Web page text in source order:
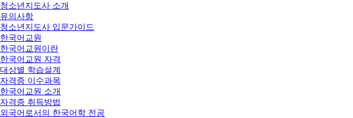
청소년지도사 소개
유의사항
청소년지도사 입문가이드
한국어교원
한국어교원이란
한국어교원 자격
대상별 학습설계
자격증 이수과목
한국어교원 소개
자격증 취득방법
외국어로서의 한국어학 전공